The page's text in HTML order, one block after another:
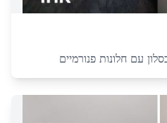
עם חלונות פנורמיים